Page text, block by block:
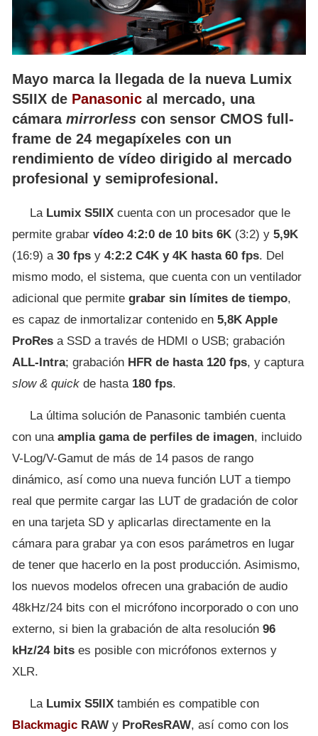
Mayo marca la llegada de la nueva Lumix
S5IIX de Panasonic al mercado, una
cámara mirrorless con sensor CMOS full-
frame de 24 megapíxeles con un
rendimiento de vídeo dirigido al mercado
profesional y semiprofesional.
La Lumix S5IIX cuenta con un procesador que le
permite grabar vídeo 4:2:0 de 10 bits 6K (3:2) y 5,9K
(16:9) a 30 fps y 4:2:2 C4K y 4K hasta 60 fps. Del
mismo modo, el sistema, que cuenta con un ventilador
adicional que permite grabar sin límites de tiempo,
es capaz de inmortalizar contenido en 5,8K Apple
ProRes a SSD a través de HDMI o USB; grabación
ALL-Intra; grabación HFR de hasta 120 fps, y captura
slow & quick de hasta 180 fps.
La última solución de Panasonic también cuenta
con una amplia gama de perfiles de imagen, incluido
V-Log/V-Gamut de más de 14 pasos de rango
dinámico, así como una nueva función LUT a tiempo
real que permite cargar las LUT de gradación de color
en una tarjeta SD y aplicarlas directamente en la
cámara para grabar ya con esos parámetros en lugar
de tener que hacerlo en la post producción. Asimismo,
los nuevos modelos ofrecen una grabación de audio
48kHz/24 bits con el micrófono incorporado o con uno
externo, si bien la grabación de alta resolución 96
kHz/24 bits es posible con micrófonos externos y
XLR.
La Lumix S5IIX también es compatible con
Blackmagic RAW y ProResRAW, así como con los